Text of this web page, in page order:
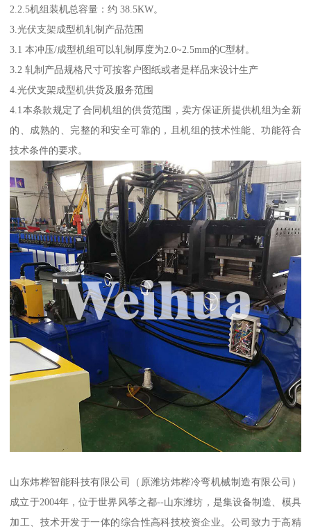
2.2.5机组装机总容量：约 38.5KW。
3.光伏支架成型机轧制产品范围
3.1 本冲压/成型机组可以轧制厚度为2.0~2.5mm的C型材。
3.2 轧制产品规格尺寸可按客户图纸或者是样品来设计生产
4.光伏支架成型机供货及服务范围
4.1本条款规定了合同机组的供货范围，卖方保证所提供机组为全新
的、成熟的、完整的和安全可靠的，且机组的技术性能、功能符合
技术条件的要求。
山东炜桦智能科技有限公司（原潍坊炜桦冷弯机械制造有限公司）
成立于2004年，位于世界风筝之都--山东潍坊，是集设备制造、模具
加工、技术开发于一体的综合性高科技校资企业。公司致力于高精